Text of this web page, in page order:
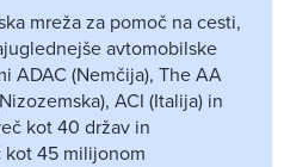
mreža za pomoč na cesti,
avtomobilske
ADAC (Nemčija), The AA
ACI (Italija) in
kot 40 držav in
45 milijonom